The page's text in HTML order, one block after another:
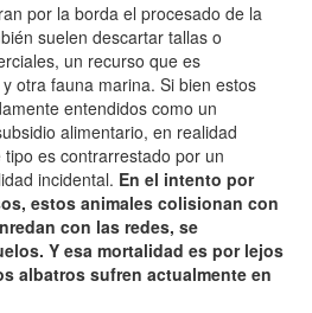
por la borda el procesado de la
suelen descartar tallas o
un recurso que es
otra fauna marina. Si bien estos
entendidos como un
alimentario, en realidad
es contrarrestado por un
incidental. En el intento por
estos animales colisionan con
con las redes, se
Y esa mortalidad es por lejos
albatros sufren actualmente en